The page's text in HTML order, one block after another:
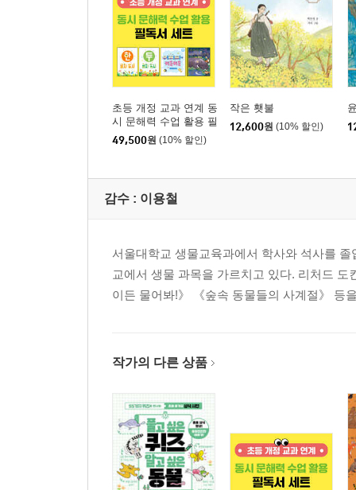
초등 개정 교과 연계 동
시 문해력 수업 활용 필
독서 세트
49,500원 (10% 할인)
작은 횃불
12,600원 (10% 할인)
감수 : 이용철
서울대학교 생물교육과에서 학사와 석사를 졸
교에서 생물 과목을 가르치고 있다. 리처드
이든 물어봐!》 《숲속 동물들의 사계절》 등
작가의 다른 상품